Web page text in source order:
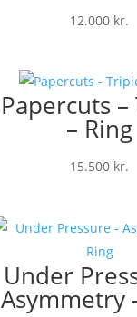
12.000 kr.
Papercuts
– Ring
15.500 kr.
Under
Asymmetry